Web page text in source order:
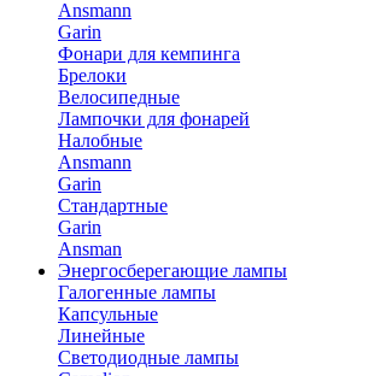
Ansmann
Garin
Фонари для кемпинга
Брелоки
Велосипедные
Лампочки для фонарей
Налобные
Ansmann
Garin
Стандартные
Garin
Ansman
Энергосберегающие лампы
Галогенные лампы
Капсульные
Линейные
Светодиодные лампы